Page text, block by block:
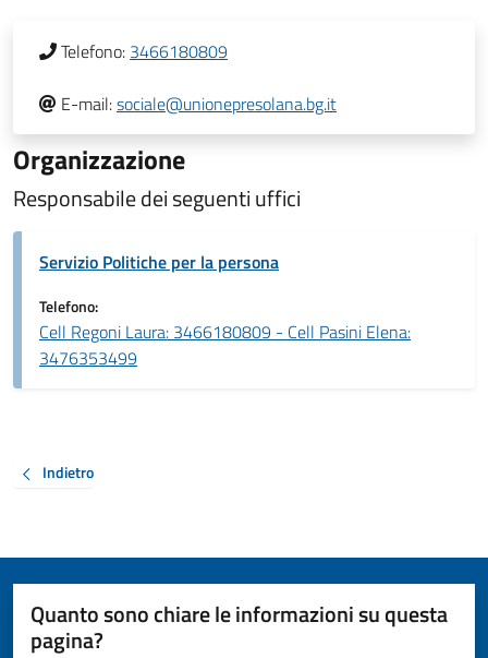
Telefono: 3466180809
E-mail:sociale@unionepresolana.bg.it
Organizzazione
Responsabile dei seguenti uffici
Servizio Politiche per la persona
Telefono:
Cell Regoni Laura: 3466180809 - Cell Pasini Elena:
3476353499
Indietro
Quanto sono chiare le informazioni su questa
pagina?